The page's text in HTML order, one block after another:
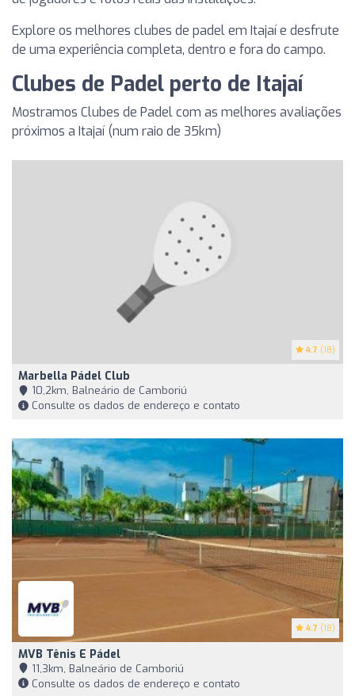
Explore os melhores clubes de padel em Itajaí e desfrute
de uma experiência completa, dentro e fora do campo.
Clubes de Padel perto de Itajaí
Mostramos Clubes de Padel com as melhores avaliações
próximos a Itajaí (num raio de 35km)
4.7 (18)
Marbella Pádel Club
10,2km, Balneário de Camboriú
Consulte os dados de endereço e contato
4.7 (18)
MVB Tênis E Pádel
11,3km, Balneário de Camboriú
Consulte os dados de endereço e contato